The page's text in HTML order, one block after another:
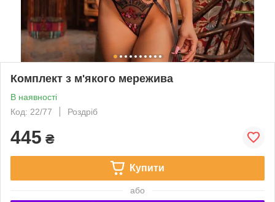
Комплект з м'якого мережива
В наявності
Код: 22/77
Роздріб
445 ₴
Купити
або